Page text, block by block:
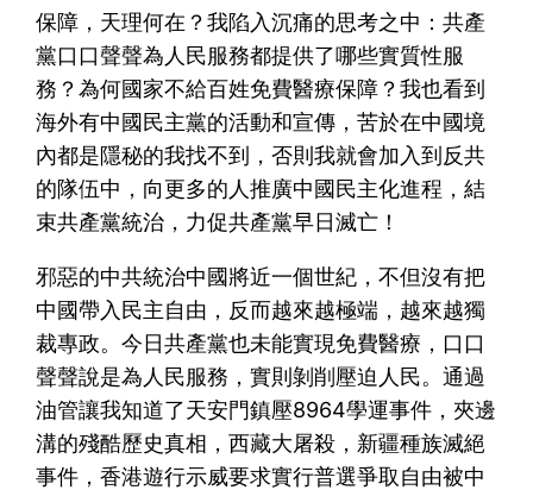
保障，天理何在？我陷入沉痛的思考之中：共產
黨口口聲聲為人民服務都提供了哪些實質性服
務？為何國家不給百姓免費醫療保障？我也看到
海外有中國民主黨的活動和宣傳，苦於在中國境
內都是隱秘的我找不到，否則我就會加入到反共
的隊伍中，向更多的人推廣中國民主化進程，結
束共產黨統治，力促共產黨早日滅亡！
邪惡的中共統治中國將近一個世紀，不但沒有把
中國帶入民主自由，反而越來越極端，越來越獨
裁專政。今日共產黨也未能實現免費醫療，口口
聲聲說是為人民服務，實則剝削壓迫人民。通過
油管讓我知道了天安門鎮壓8964學運事件，夾邊
溝的殘酷歷史真相，西藏大屠殺，新疆種族滅絕
事件，香港遊行示威要求實行普選爭取自由被中